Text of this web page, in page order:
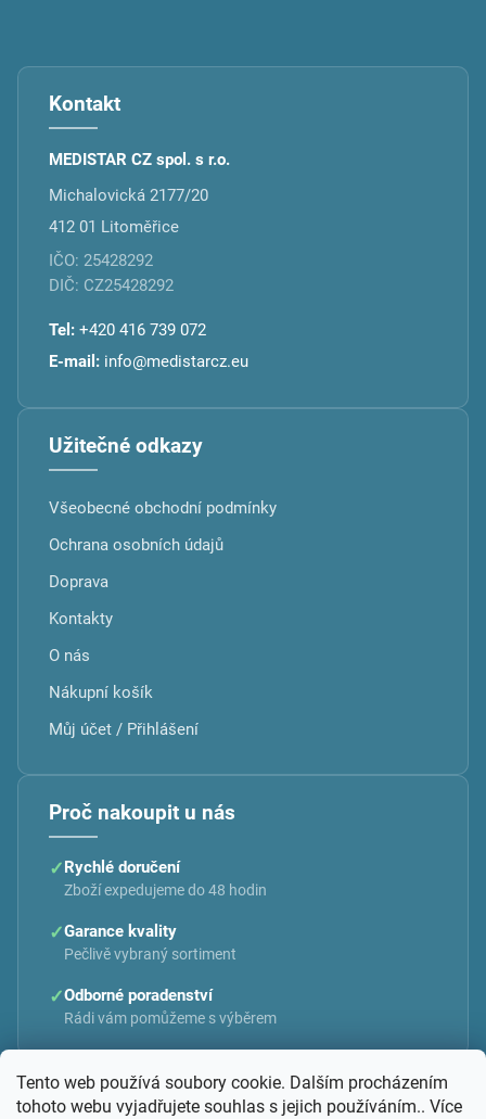
Tento web používá soubory cookie. Dalším procházením
tohoto webu vyjadřujete souhlas s jejich používáním.. Více
Kontakt
MEDISTAR CZ spol. s r.o.
Michalovická 2177/20
412 01 Litoměřice
IČO: 25428292
DIČ: CZ25428292
Tel: +420 416 739 072
E-mail: info@medistarcz.eu
Užitečné odkazy
Všeobecné obchodní podmínky
Ochrana osobních údajů
Doprava
Kontakty
O nás
Nákupní košík
Můj účet / Přihlášení
Proč nakoupit u nás
✓Rychlé doručení
Zboží expedujeme do 48 hodin
✓Garance kvality
Pečlivě vybraný sortiment
✓Odborné poradenství
Rádi vám pomůžeme s výběrem